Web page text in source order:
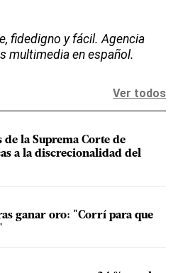
fidedigno y fácil. Agencia
multimedia en español.
Ver todos
de la Suprema Corte de
a la discrecionalidad del
ganar oro: "Corrí para que